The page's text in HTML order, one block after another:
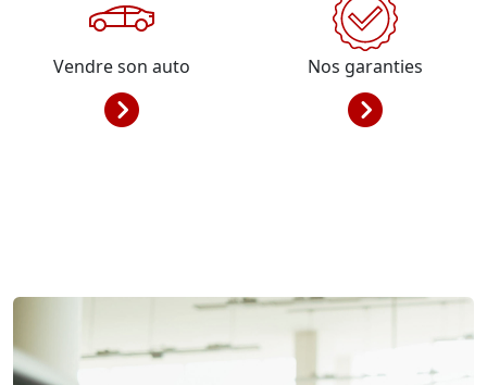
Vendre son auto Nos garanties